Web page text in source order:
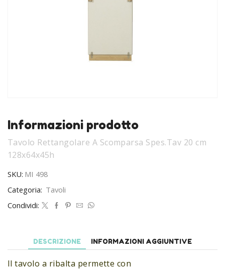
Informazioni prodotto
Tavolo Rettangolare A Scomparsa Spes.Tav 20 cm
128x64x45h
SKU: MI 498
Categoria: Tavoli
Condividi:
DESCRIZIONE INFORMAZIONI AGGIUNTIVE
Il tavolo a ribalta permette con